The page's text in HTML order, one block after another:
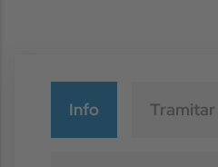
Info Tramitar